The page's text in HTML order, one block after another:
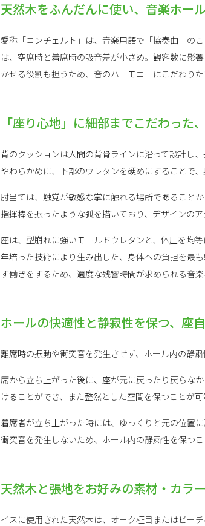
天然木をふんだんに使い、音楽ホー
愛称「コンチェルト」は、音楽用語で「協奏曲」の
は、空席時と着席時の吸音差が小さめ。観客数に影
かせる役割も担うため、音のハーモニーにこだわりた
「座り心地」に細部までこだわった
背のクッションは人間の背骨ラインに沿って設計し
やわらかめに、下部のウレタンを硬めにすることで
肘当ては、触覚が敏感な掌に触れる場所であること
指揮棒を振ったような弧を描いており、デザインのア
座は、型崩れに強いモールドウレタンと、体圧を均
年培った技術により生み出した、身体への負担を最
す働きをするため、適度な残響時間が求められる音
ホールの快適性と静寂性を保つ、座
離席時の振動や衝突音を発生させず、ホール内の静
席から立ち上がった後に、座が元に戻ったり戻らな
けることができ、また整然とした空間を保つことが可
着席者が立ち上がった時には、ゆっくりと元の位置
衝突音を発生しないため、ホール内の静粛性を保つこ
天然木と張地をお好みの素材・カラ
イスに使用された天然木は、オーク柾目またはビー